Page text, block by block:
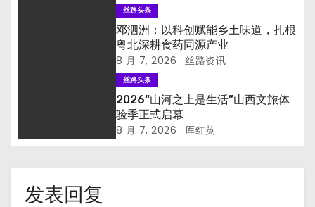
丝路头条
邓泗洲：以科创赋能乡土味道，扎根
粤北深耕食药同源产业
8 月 7, 2026 丝路资讯
丝路头条
2026“山河之上是生活”山西文旅体
验季正式启幕
8 月 7, 2026 厍红英
发表回复